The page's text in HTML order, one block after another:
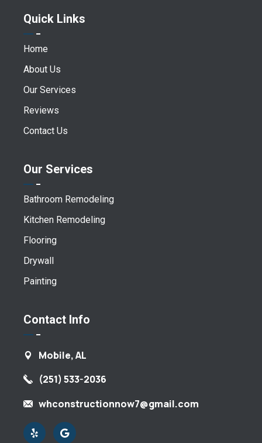
Quick Links
Home
About Us
Our Services
Reviews
Contact Us
Our Services
Bathroom Remodeling
Kitchen Remodeling
Flooring
Drywall
Painting
Contact Info
Mobile, AL
(251) 533-2036
whconstructionnow7@gmail.com